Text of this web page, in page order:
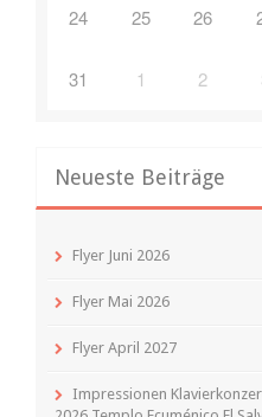
24 25 26
31 1 2
Neueste Beiträge
Flyer Juni 2026
Flyer Mai 2026
Flyer April 2027
Impressionen